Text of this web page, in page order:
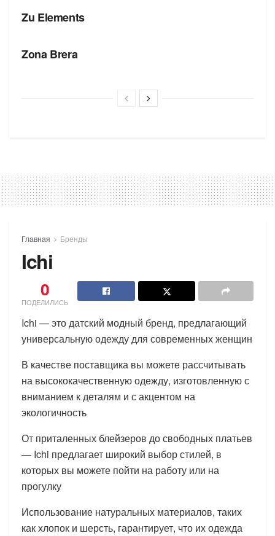
Zu Elements
Zona Brera
Главная Бренды
Ichi
0
ПОДЕЛИЛИСЬ
Ichi — это датский модный бренд, предлагающий
универсальную одежду для современных женщин
В качестве поставщика вы можете рассчитывать
на высококачественную одежду, изготовленную с
вниманием к деталям и с акцентом на
экологичность
От приталенных блейзеров до свободных платьев
— Ichi предлагает широкий выбор стилей, в
которых вы можете пойти на работу или на
прогулку
Использование натуральных материалов, таких
как хлопок и шерсть, гарантирует, что их одежда